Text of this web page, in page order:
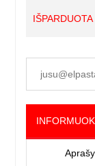
IŠPARDUOTA